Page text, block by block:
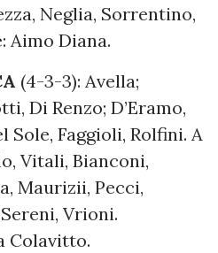
Neglia, Sorrentino,
Aimo Diana.
(4-3-3): Avella;
Di Renzo; D’Eramo,
Sole, Faggioli, Rolfini. A
Vitali, Bianconi,
Maurizii, Pecci,
Vrioni.
Colavitto.